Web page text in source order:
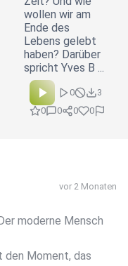
wollen wir am
Ende des
Lebens gelebt
haben? Darüber
spricht Yves B ...
0
3
0
0 0 0
vor 2 Monaten
moderne Mensch
Moment, das